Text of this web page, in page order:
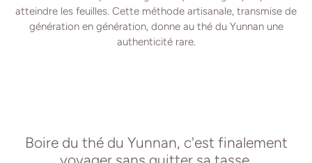
atteindre les feuilles. Cette méthode artisanale, transmise de
génération en génération, donne au thé du Yunnan une
authenticité rare.
Boire du thé du Yunnan, c'est finalement